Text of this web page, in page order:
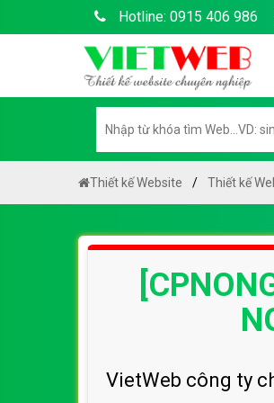
Hotline: 0915 406 986
Thiết kế Website Thiết kế
VietWeb công ty